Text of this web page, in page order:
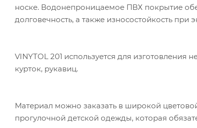
носке. Водонепроницаемое ПВХ покрытие
долговечность, а также износостойкость при
VINYTOL 201 используется для
курток, рукавиц.
Материал можно заказать в широкой
прогулочной детской одежды, которая